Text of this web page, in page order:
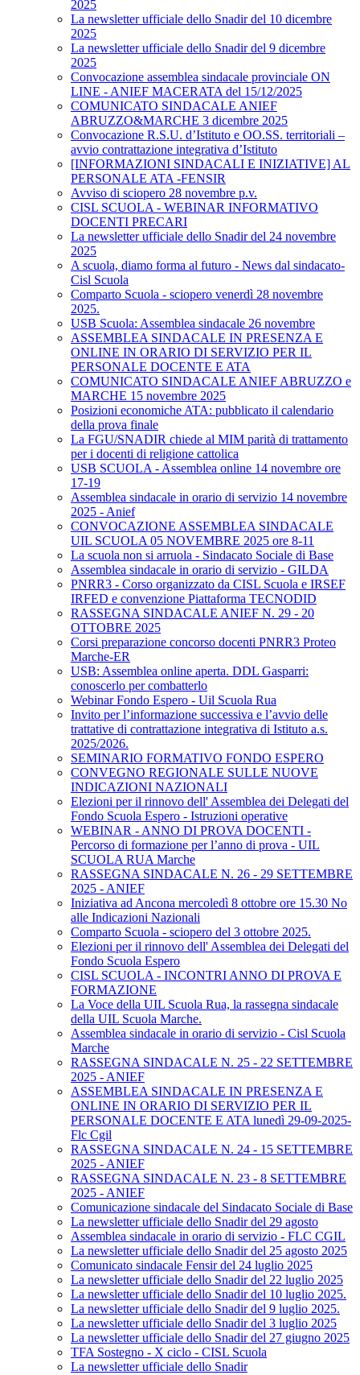
2025
La newsletter ufficiale dello Snadir del 10 dicembre
2025
La newsletter ufficiale dello Snadir del 9 dicembre
2025
Convocazione assemblea sindacale provinciale ON
LINE - ANIEF MACERATA del 15/12/2025
COMUNICATO SINDACALE ANIEF
ABRUZZO&MARCHE 3 dicembre 2025
Convocazione R.S.U. d’Istituto e OO.SS. territoriali –
avvio contrattazione integrativa d’Istituto
[INFORMAZIONI SINDACALI E INIZIATIVE] AL
PERSONALE ATA -FENSIR
Avviso di sciopero 28 novembre p.v.
CISL SCUOLA - WEBINAR INFORMATIVO
DOCENTI PRECARI
La newsletter ufficiale dello Snadir del 24 novembre
2025
A scuola, diamo forma al futuro - News dal sindacato-
Cisl Scuola
Comparto Scuola - sciopero venerdì 28 novembre
2025.
USB Scuola: Assemblea sindacale 26 novembre
ASSEMBLEA SINDACALE IN PRESENZA E
ONLINE IN ORARIO DI SERVIZIO PER IL
PERSONALE DOCENTE E ATA
COMUNICATO SINDACALE ANIEF ABRUZZO e
MARCHE 15 novembre 2025
Posizioni economiche ATA: pubblicato il calendario
della prova finale
La FGU/SNADIR chiede al MIM parità di trattamento
per i docenti di religione cattolica
USB SCUOLA - Assemblea online 14 novembre ore
17-19
Assemblea sindacale in orario di servizio 14 novembre
2025 - Anief
CONVOCAZIONE ASSEMBLEA SINDACALE
UIL SCUOLA 05 NOVEMBRE 2025 ore 8-11
La scuola non si arruola - Sindacato Sociale di Base
Assemblea sindacale in orario di servizio - GILDA
PNRR3 - Corso organizzato da CISL Scuola e IRSEF
IRFED e convenzione Piattaforma TECNODID
RASSEGNA SINDACALE ANIEF N. 29 - 20
OTTOBRE 2025
Corsi preparazione concorso docenti PNRR3 Proteo
Marche-ER
USB: Assemblea online aperta. DDL Gasparri:
conoscerlo per combatterlo
Webinar Fondo Espero - Uil Scuola Rua
Invito per l’informazione successiva e l’avvio delle
trattative di contrattazione integrativa di Istituto a.s.
2025/2026.
SEMINARIO FORMATIVO FONDO ESPERO
CONVEGNO REGIONALE SULLE NUOVE
INDICAZIONI NAZIONALI
Elezioni per il rinnovo dell' Assemblea dei Delegati del
Fondo Scuola Espero - Istruzioni operative
WEBINAR - ANNO DI PROVA DOCENTI -
Percorso di formazione per l’anno di prova - UIL
SCUOLA RUA Marche
RASSEGNA SINDACALE N. 26 - 29 SETTEMBRE
2025 - ANIEF
Iniziativa ad Ancona mercoledì 8 ottobre ore 15.30 No
alle Indicazioni Nazionali
Comparto Scuola - sciopero del 3 ottobre 2025.
Elezioni per il rinnovo dell' Assemblea dei Delegati del
Fondo Scuola Espero
CISL SCUOLA - INCONTRI ANNO DI PROVA E
FORMAZIONE
La Voce della UIL Scuola Rua, la rassegna sindacale
della UIL Scuola Marche.
Assemblea sindacale in orario di servizio - Cisl Scuola
Marche
RASSEGNA SINDACALE N. 25 - 22 SETTEMBRE
2025 - ANIEF
ASSEMBLEA SINDACALE IN PRESENZA E
ONLINE IN ORARIO DI SERVIZIO PER IL
PERSONALE DOCENTE E ATA lunedì 29-09-2025-
Flc Cgil
RASSEGNA SINDACALE N. 24 - 15 SETTEMBRE
2025 - ANIEF
RASSEGNA SINDACALE N. 23 - 8 SETTEMBRE
2025 - ANIEF
Comunicazione sindacale del Sindacato Sociale di Base
La newsletter ufficiale dello Snadir del 29 agosto
Assemblea sindacale in orario di servizio - FLC CGIL
La newsletter ufficiale dello Snadir del 25 agosto 2025
Comunicato sindacale Fensir del 24 luglio 2025
La newsletter ufficiale dello Snadir del 22 luglio 2025
La newsletter ufficiale dello Snadir del 10 luglio 2025.
La newsletter ufficiale dello Snadir del 9 luglio 2025.
La newsletter ufficiale dello Snadir del 3 luglio 2025
La newsletter ufficiale dello Snadir del 27 giugno 2025
TFA Sostegno - X ciclo - CISL Scuola
La newsletter ufficiale dello Snadir